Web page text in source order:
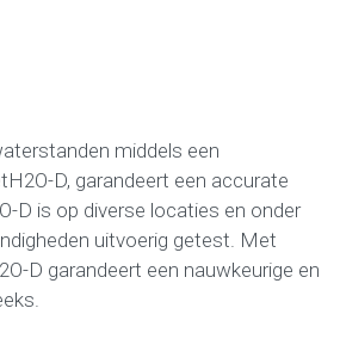
middels een
D, garandeert een accurate
D is op diverse locaties en onder
uitvoerig getest. Met
D garandeert een nauwkeurige en